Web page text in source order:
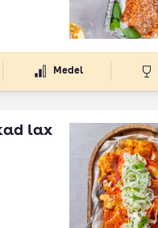
Medel
lax